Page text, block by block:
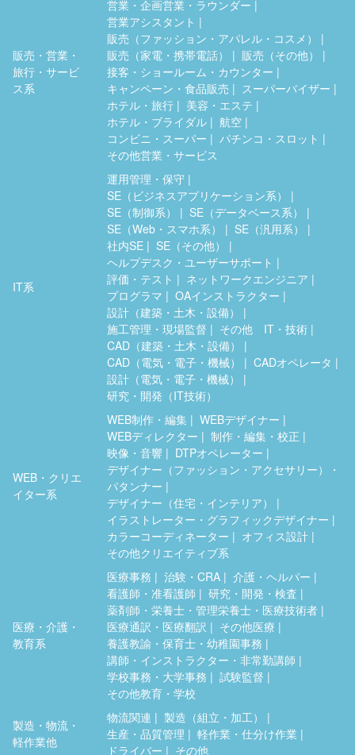
販売・営業・
旅行・サービ
ス系
営業・企画営業・ラウンダー
営業アシスタント
販売（ファッション・アパレル・コスメ）
販売（家電・携帯電話）
販売（その他）
接客・ショールーム・カウンター
キャンペーン・食品販売
スーパーバイザー
ホテル・旅行
美容・エステ
ホテル・ブライダル
航空
コンビニ・スーパー
パチンコ・スロット
その他営業・サービス
IT系
運用管理・保守
SE（ビジネスアプリケーション系）
SE（制御系）
SE（データベース系）
SE（Web・スマホ系）
SE（汎用系）
社内SE
SE（その他）
ヘルプデスク・ユーザーサポート
評価・テスト
ネットワークエンジニア
プログラマ
OAインストラクター
設計（建築・土木・設備）
施工管理・現場監督
その他 IT・技術
CAD（建築・土木・設備）
CAD（電気・電子・機械）
CADオペレータ
設計（電気・電子・機械）
研究・開発（IT技術）
WEB・クリエ
イター系
WEB制作・編集
WEBデザイナー
WEBディレクター
制作・編集・校正
映像・音響
DTPオペレーター
デザイナー（ファッション・アクセサリー）・
パタンナー
デザイナー（住宅・インテリア）
イラストレーター・グラフィックデザイナー
カラーコーディネーター
オフィス設計
その他クリエイティブ系
医療・介護・
教育系
医療事務 治験・CRA
介護・ヘルパー
看護師・准看護師
研究・開発・検査
薬剤師・栄養士・管理栄養士・医療技術者
医療通訳・医療翻訳
その他医療
養護教諭・保育士・幼稚園事務
講師・インストラクター・非常勤講師
学校事務・大学事務
試験監督
その他教育・学校
製造・物流・
軽作業他
物流関連
製造（組立・加工）
生産・品質管理
軽作業・仕分け作業
ドライバー
その他